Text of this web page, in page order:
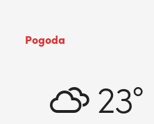
Pogoda
23°